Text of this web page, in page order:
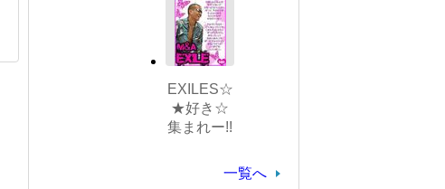
EXILES☆
★好き☆
集まれー!!
一覧へ